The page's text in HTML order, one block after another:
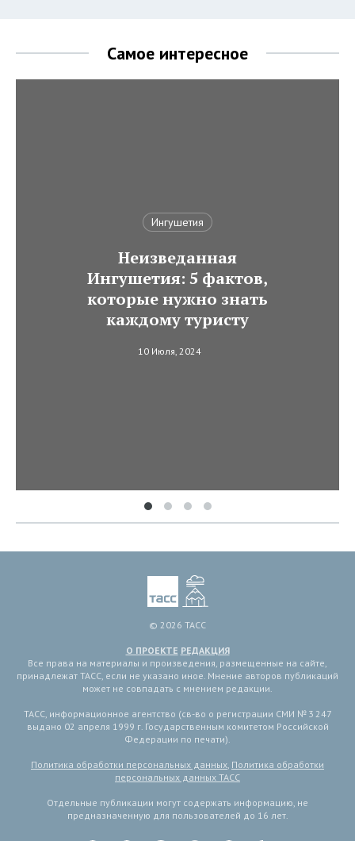
Самое интересное
Ингушетия
Неизведанная
Ингушетия: 5 фактов,
которые нужно знать
каждому туристу
10 Июля, 2024
© 2026 ТАСС
О ПРОЕКТЕ РЕДАКЦИЯ
Все права на материалы и произведения, размещенные на сайте,
принадлежат ТАСС, если не указано иное. Мнение авторов публикаций
может не совпадать с мнением редакции.
ТАСС, информационное агентство (св-во о регистрации СМИ № 3 247
выдано 02 апреля 1999 г. Государственным комитетом Российской
Федерации по печати).
Политика обработки персональных данных, Политика обработки
персональных данных ТАСС
Отдельные публикации могут содержать информацию, не
предназначенную для пользователей до 16 лет.